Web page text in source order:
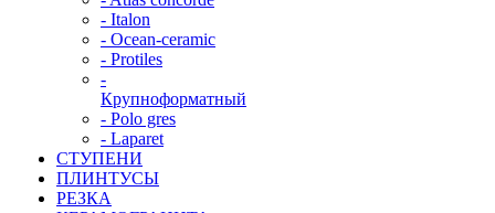
- Italon
- Ocean-ceramic
- Protiles
-
Крупноформатный
- Polo gres
- Laparet
СТУПЕНИ
ПЛИНТУСЫ
РЕЗКА